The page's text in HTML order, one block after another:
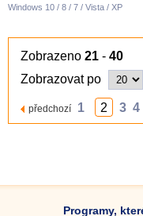
Windows 10 / 8 / 7 / Vista / XP
Zobrazeno 21 - 40
Zobrazovat po
předchozí 1 2 3 4
Programy,